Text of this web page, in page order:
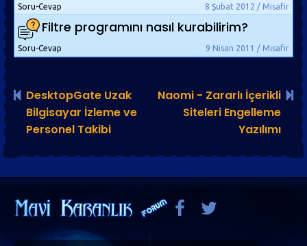
8 Şubat 2012 / Misafir
Soru-Cevap
Filtre programını nasıl kurabilirim?
9 Nisan 2011 / Misafir
Soru-Cevap
DesktopGate Uzak
Bilgisayar İzleme ve
Personel Takibi
Naomi - Zararlı İçerikli
Siteleri Engelleme
Yazılımı